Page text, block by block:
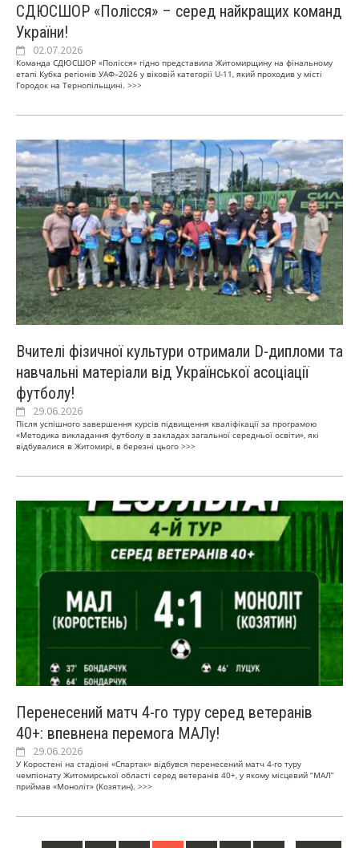
СДЮСШОР «Полісся» – серед найкращих команд
України!
02.07.2026
Команда СДЮСШОР «Полісся» гідно представила Житомирщину на фінальному
етапі Кубка регіонів УАФ–2026 у віковій категорії U-11, який проходив у місті
Городок на Тернопільщині. >>>
Вчителі фізичної культури отримали D-дипломи та
навчальні матеріали від Української асоціації
футболу!
29.06.2026
Після успішного завершення курсів підвищення кваліфікації за програмою
«Методика викладання футболу в закладах загальної середньої освіти», які
відбувалися в Житомирі, в березні цього >>>
Перенесений матч 4-го туру серед ветеранів
40+: впевнена перемога МАЛу!
29.06.2026
У Коростені на стадіоні «Спартак» відбувся перенесений матч 4-го туру
чемпіонату Житомирської області серед ветеранів 40+, у якому місцевий “МАЛ”
приймав «Моноліт» (Козятин). >>>